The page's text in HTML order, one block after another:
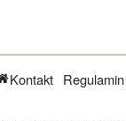
Kontakt